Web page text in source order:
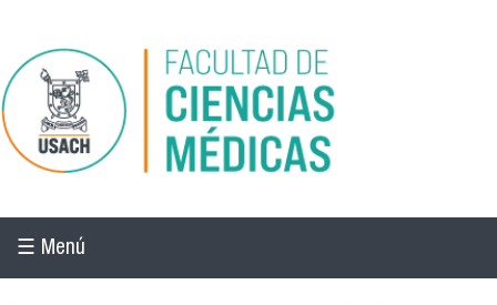
Pasar al contenido principal
☰ Menú